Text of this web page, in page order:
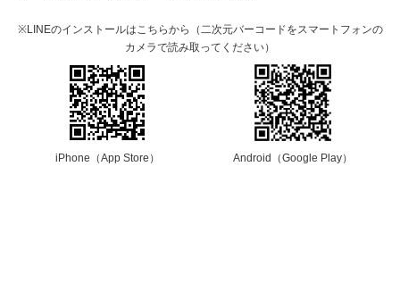
※LINEのインストールはこちらから（二次元バーコードをスマートフォンの
カメラで読み取ってください）
iPhone（App Store） Android（Google Play）